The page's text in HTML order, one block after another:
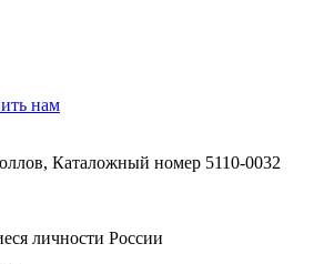
нам
Каталожный номер 5110-0032
личности России